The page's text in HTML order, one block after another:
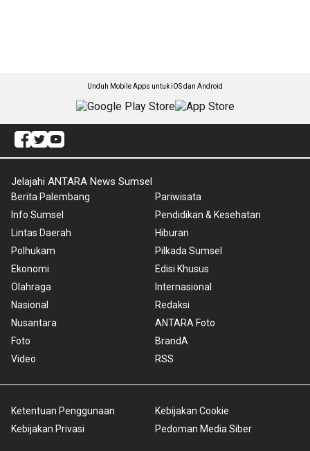
Unduh Mobile Apps untuk iOS dan Android
Jelajahi ANTARA News Sumsel
Berita Palembang
Info Sumsel
Lintas Daerah
Polhukam
Ekonomi
Olahraga
Nasional
Nusantara
Foto
Video
Pariwisata
Pendidikan & Kesehatan
Hiburan
Pilkada Sumsel
Edisi Khusus
Internasional
Redaksi
ANTARA Foto
BrandA
RSS
Ketentuan Penggunaan
Kebijakan Privasi
Kebijakan Cookie
Pedoman Media Siber